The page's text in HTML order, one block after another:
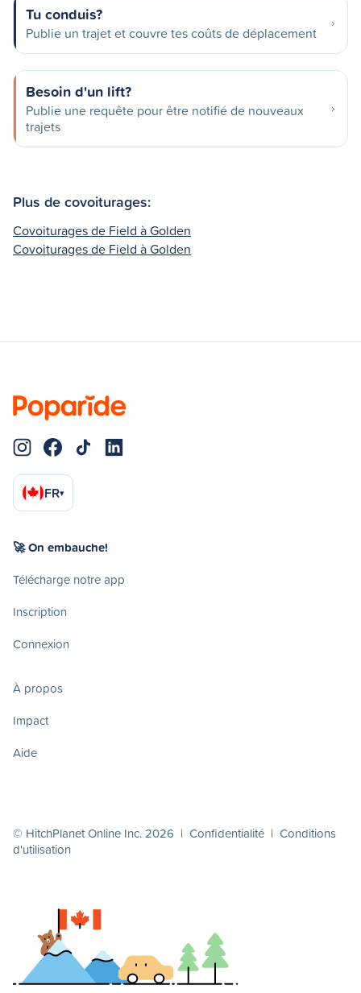
Tu conduis?
Publie un trajet et couvre tes coûts de déplacement
Besoin d'un lift?
Publie une requête pour être notifié de nouveaux
trajets
Plus de covoiturages:
Covoiturages de Field à Golden
Covoiturages de Field à Golden
FR▾
🚀 On embauche!
Télécharge notre app
Inscription
Connexion
À propos
Impact
Aide
© HitchPlanet Online Inc. 2026 | Confidentialité | Conditions
d'utilisation